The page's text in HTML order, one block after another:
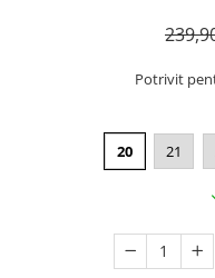
Potrivit
20 21